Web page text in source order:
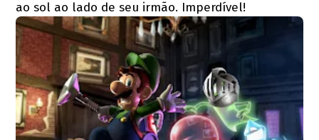
ao sol ao lado de seu irmão. Imperdível!